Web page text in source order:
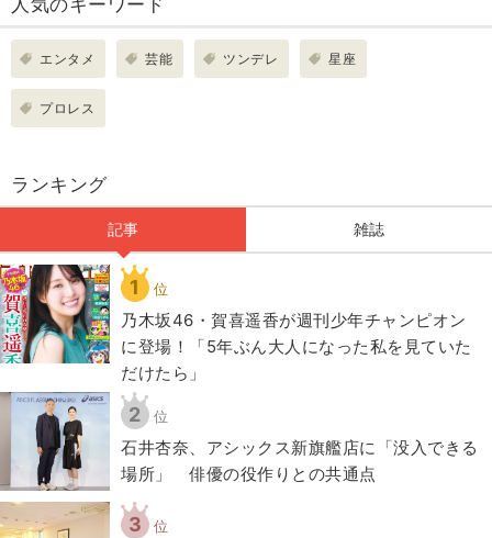
人気のキーワード
エンタメ 芸能 ツンデレ 星座
プロレス
ランキング
記事 雑誌
1 位
乃木坂46・賀喜遥香が週刊少年チャンピオン
に登場！「5年ぶん大人になった私を見ていた
だけたら」
2 位
石井杏奈、アシックス新旗艦店に「没入できる
場所」 俳優の役作りとの共通点
3 位